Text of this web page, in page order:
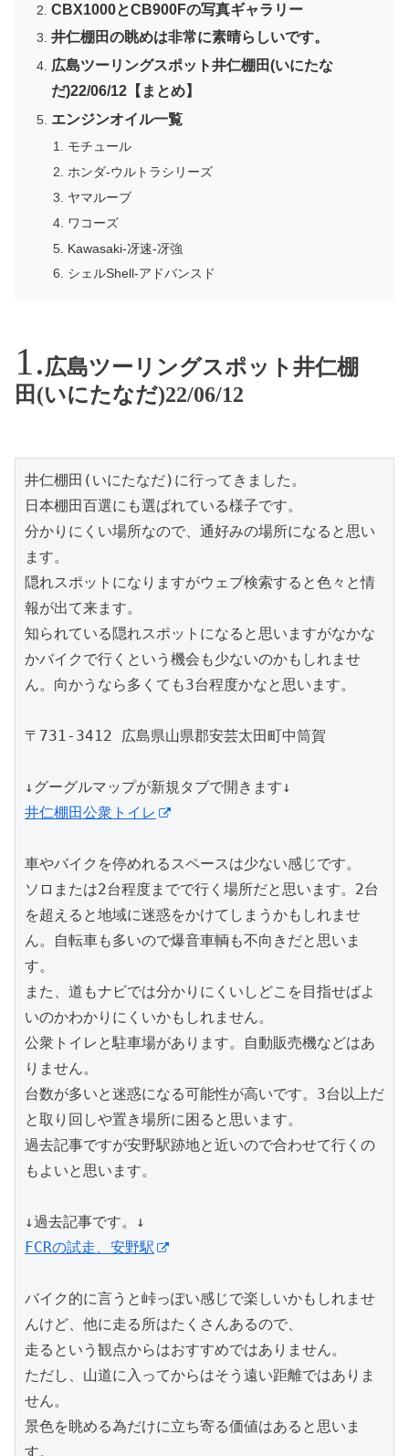
CBX1000とCB900Fの写真ギャラリー
井仁棚田の眺めは非常に素晴らしいです。
広島ツーリングスポット井仁棚田(いにたな
だ)22/06/12【まとめ】
エンジンオイル一覧
モチュール
ホンダ-ウルトラシリーズ
ヤマルーブ
ワコーズ
Kawasaki-冴速-冴強
シェルShell-アドバンスド
広島ツーリングスポット井仁棚
田(いにたなだ)22/06/12
井仁棚田(いにたなだ)に行ってきました。
日本棚田百選にも選ばれている様子です。
分かりにくい場所なので、通好みの場所になると思い
ます。
隠れスポットになりますがウェブ検索すると色々と情
報が出て来ます。
知られている隠れスポットになると思いますがなかな
かバイクで行くという機会も少ないのかもしれませ
ん。向かうなら多くても3台程度かなと思います。
〒731-3412 広島県山県郡安芸太田町中筒賀
井仁棚田公衆トイレ
車やバイクを停めれるスペースは少ない感じです。
ソロまたは2台程度までで行く場所だと思います。2台
を超えると地域に迷惑をかけてしまうかもしれませ
ん。自転車も多いので爆音車輌も不向きだと思いま
す。
また、道もナビでは分かりにくいしどこを目指せばよ
いのかわかりにくいかもしれません。
公衆トイレと駐車場があります。自動販売機などはあ
りません。
台数が多いと迷惑になる可能性が高いです。3台以上だ
と取り回しや置き場所に困ると思います。
過去記事ですが安野駅跡地と近いので合わせて行くの
もよいと思います。
FCRの試走、安野駅
バイク的に言うと峠っぽい感じで楽しいかもしれませ
んけど、他に走る所はたくさんあるので、
走るという観点からはおすすめではありません。
ただし、山道に入ってからはそう遠い距離ではありま
せん。
景色を眺める為だけに立ち寄る価値はあると思いま
す。